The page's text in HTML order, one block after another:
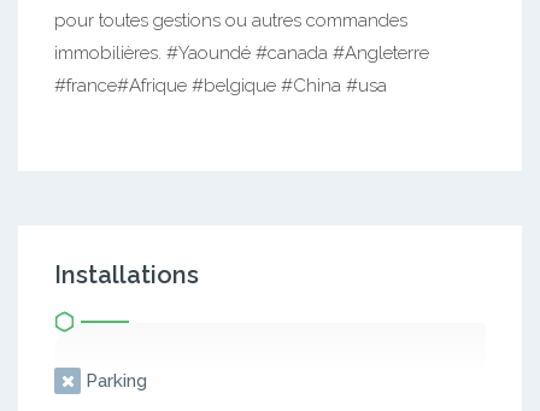
pour toutes gestions ou autres commandes
immobilières. #Yaoundé #canada #Angleterre
#france#Afrique #belgique #China #usa
Installations
Parking